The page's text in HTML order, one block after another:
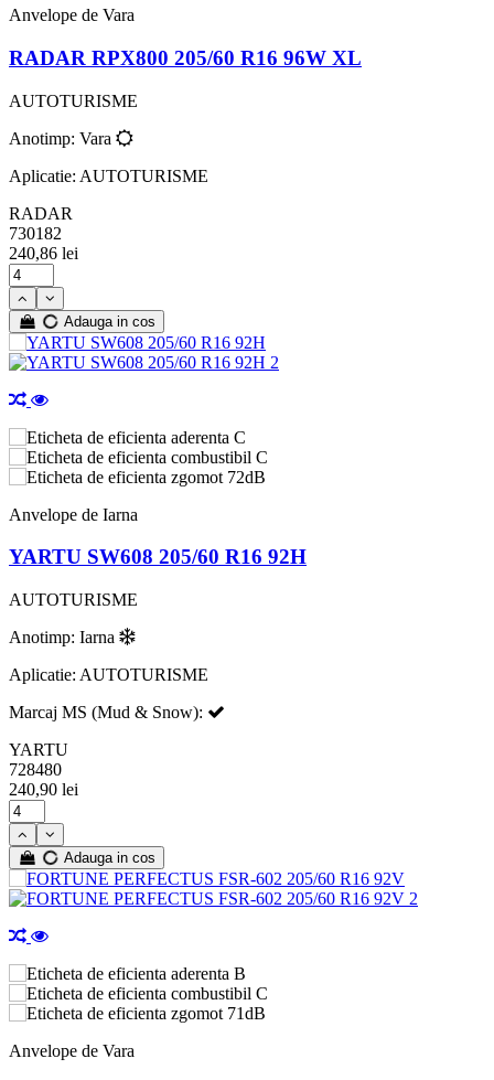
Anvelope de Vara
RADAR RPX800 205/60 R16 96W XL
AUTOTURISME
Anotimp: Vara
Aplicatie: AUTOTURISME
RADAR
730182
240,86 lei
Adauga in cos
C
C
72dB
Anvelope de Iarna
YARTU SW608 205/60 R16 92H
AUTOTURISME
Anotimp: Iarna
Aplicatie: AUTOTURISME
Marcaj MS (Mud & Snow):
YARTU
728480
240,90 lei
Adauga in cos
B
C
71dB
Anvelope de Vara